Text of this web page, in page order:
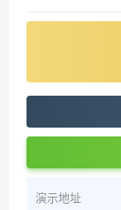
演示地址